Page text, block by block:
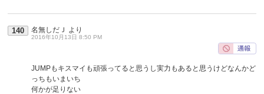
140 名無しだＪ より
2016年10月13日 8:50 PM
JUMPもキスマイも頑張ってると思うし実力もあると思うけどなんかど
っちもいまいち
何かが足りない